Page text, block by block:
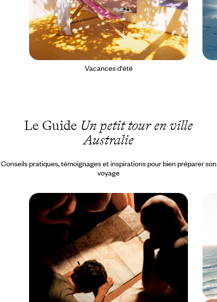
Vacances d'été
Le Guide Un petit tour en ville
Australie
Conseils pratiques, témoignages et inspirations pour bien préparer son
voyage